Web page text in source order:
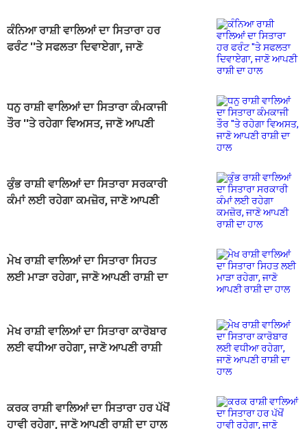
ਕੰਨਿਆ ਰਾਸ਼ੀ ਵਾਲਿਆਂ ਦਾ ਸਿਤਾਰਾ ਹਰ
ਫਰੰਟ ''ਤੇ ਸਫਲਤਾ ਦਿਵਾਏਗਾ, ਜਾਣੋ
ਧਨੁ ਰਾਸ਼ੀ ਵਾਲਿਆਂ ਦਾ ਸਿਤਾਰਾ ਕੰਮਕਾਜੀ
ਤੌਰ ''ਤੇ ਰਹੇਗਾ ਵਿਅਸਤ, ਜਾਣੋ ਆਪਣੀ
ਕੁੰਭ ਰਾਸ਼ੀ ਵਾਲਿਆਂ ਦਾ ਸਿਤਾਰਾ ਸਰਕਾਰੀ
ਕੰਮਾਂ ਲਈ ਰਹੇਗਾ ਕਮਜ਼ੋਰ, ਜਾਣੋ ਆਪਣੀ
ਮੇਖ ਰਾਸ਼ੀ ਵਾਲਿਆਂ ਦਾ ਸਿਤਾਰਾ ਸਿਹਤ
ਲਈ ਮਾੜਾ ਰਹੇਗਾ, ਜਾਣੋ ਆਪਣੀ ਰਾਸ਼ੀ ਦਾ
ਮੇਖ ਰਾਸ਼ੀ ਵਾਲਿਆਂ ਦਾ ਸਿਤਾਰਾ ਕਾਰੋਬਾਰ
ਲਈ ਵਧੀਆ ਰਹੇਗਾ, ਜਾਣੋ ਆਪਣੀ ਰਾਸ਼ੀ
ਕਰਕ ਰਾਸ਼ੀ ਵਾਲਿਆਂ ਦਾ ਸਿਤਾਰਾ ਹਰ ਪੱਖੋਂ
ਹਾਵੀ ਰਹੇਗਾ, ਜਾਣੋ ਆਪਣੀ ਰਾਸ਼ੀ ਦਾ ਹਾਲ